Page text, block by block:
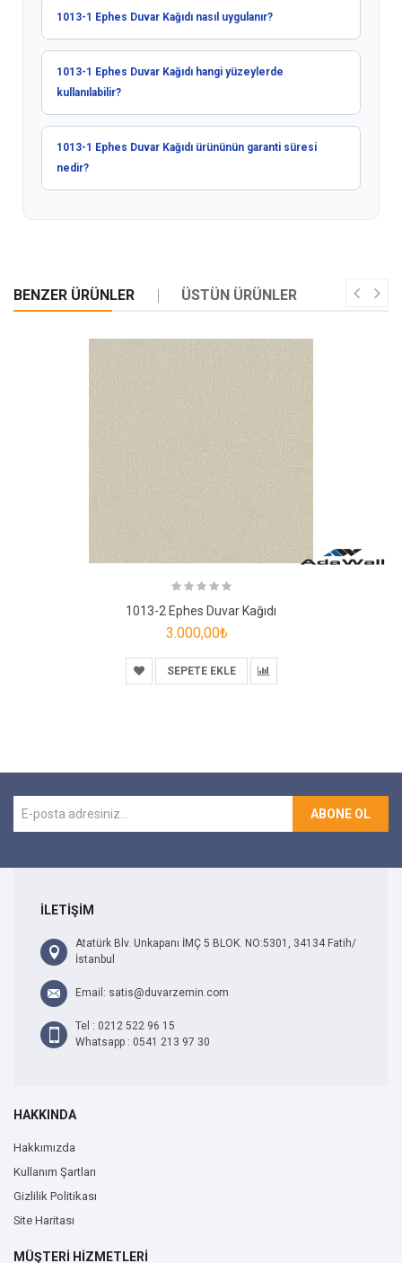
1013-1 Ephes Duvar Kağıdı nasıl uygulanır?
1013-1 Ephes Duvar Kağıdı hangi yüzeylerde
kullanılabilir?
1013-1 Ephes Duvar Kağıdı ürününün garanti süresi
nedir?
BENZER ÜRÜNLER ÜSTÜN ÜRÜNLER
1013-2 Ephes Duvar Kağıdı
3.000,00₺
SEPETE EKLE
ABONE OL
İLETİŞİM
Atatürk Blv. Unkapanı İMÇ 5 BLOK. NO:5301, 34134 Fatih/
İstanbul
Email: satis@duvarzemin.com
Tel : 0212 522 96 15
Whatsapp : 0541 213 97 30
HAKKINDA
Hakkımızda
Kullanım Şartları
Gizlilik Politikası
Site Haritası
MÜŞTERİ HİZMETLERİ